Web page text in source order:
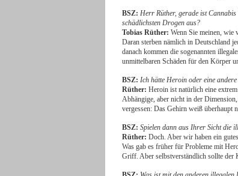
BSZ: Herr Rüther, gerade ist
schädlichsten Drogen aus?
Tobias Rüther: Wenn Sie meinen, wie
Daran sterben nämlich in Deutschland
danach kommen die sogenannten
unmittelbaren Schäden für den Körper
BSZ: Ich hätte Heroin oder eine
Rüther: Heroin ist natürlich eine
Abhängige, aber nicht in der
vergessen: Das Gehirn weiß überhaupt
BSZ: Spielen dann aus Ihrer Sicht die
Rüther: Doch. Aber wir haben ein
Was gab es früher für Probleme mit
Griff. Aber selbstverständlich sollte der